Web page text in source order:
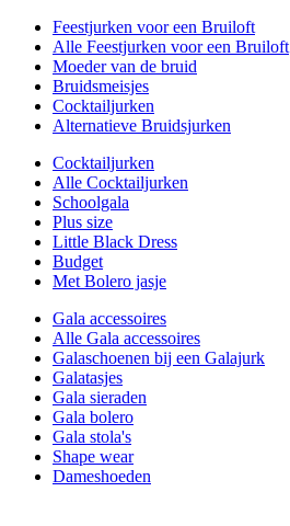
Feestjurken voor een Bruiloft
Alle Feestjurken voor een Bruiloft
Moeder van de bruid
Bruidsmeisjes
Cocktailjurken
Alternatieve Bruidsjurken
Cocktailjurken
Alle Cocktailjurken
Schoolgala
Plus size
Little Black Dress
Budget
Met Bolero jasje
Gala accessoires
Alle Gala accessoires
Galaschoenen bij een Galajurk
Galatasjes
Gala sieraden
Gala bolero
Gala stola's
Shape wear
Dameshoeden